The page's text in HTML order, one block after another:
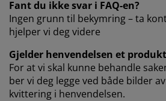
og metervarer
Fant du ikke svar i FAQ-en?
Ingen grunn til bekymring – ta
hjelper vi deg videre
Gjelder henvendelsen et
For at vi skal kunne behandle
ber vi deg legge ved både bilder
kvittering i henvendelsen.